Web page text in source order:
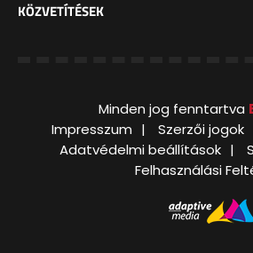
KÖZVETÍTÉSEK
Minden jog fenntartva
Impresszum
Szerzői jogok
Adatvédelmi beállítások
Felhasználási